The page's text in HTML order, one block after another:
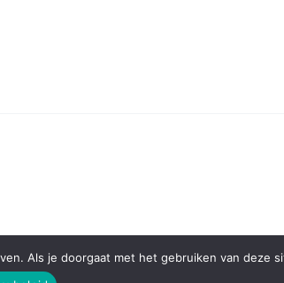
Als je doorgaat met het gebruiken van deze